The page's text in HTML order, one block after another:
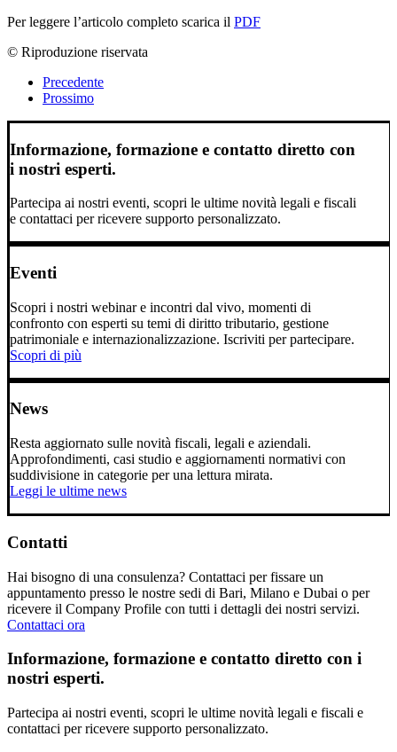
Per leggere l’articolo completo scarica il PDF
© Riproduzione riservata
Precedente
Prossimo
Informazione, formazione e contatto diretto con
i nostri esperti.
Partecipa ai nostri eventi, scopri le ultime novità legali e fiscali
e contattaci per ricevere supporto personalizzato.
Eventi
Scopri i nostri webinar e incontri dal vivo, momenti di
confronto con esperti su temi di diritto tributario, gestione
patrimoniale e internazionalizzazione. Iscriviti per partecipare.
Scopri di più
News
Resta aggiornato sulle novità fiscali, legali e aziendali.
Approfondimenti, casi studio e aggiornamenti normativi con
suddivisione in categorie per una lettura mirata.
Leggi le ultime news
Contatti
Hai bisogno di una consulenza? Contattaci per fissare un
appuntamento presso le nostre sedi di Bari, Milano e Dubai o per
ricevere il Company Profile con tutti i dettagli dei nostri servizi.
Contattaci ora
Informazione, formazione e contatto diretto con i
nostri esperti.
Partecipa ai nostri eventi, scopri le ultime novità legali e fiscali e
contattaci per ricevere supporto personalizzato.